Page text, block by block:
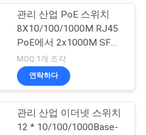
송수신기
관리 산업 PoE 스위치
8X10/100/1000M RJ45
PoE에서 2x1000M SFP
슬롯 Din Rail 스위치
MOQ:1개 조각
연락하다
관리 산업 이더넷 스위치
12 * 10/100/1000Base-